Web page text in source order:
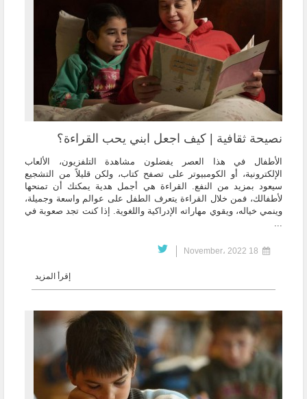
نصيحة ثقافية | كيف اجعل ابني يحب القراءة؟
الأطفال في هذا العصر يفضلون مشاهدة التلفزيون، الألعاب
الإلكترونية، أو الكومبيوتر على تصفح كتاب، ولكن قليلاً من التشجيع
سيعود بمزيد من النفع. القراءة هي أجمل هدية يمكنك أن تمنحها
لأطفالك، فمن خلال القراءة يتعرف الطفل على عوالم واسعة وجميلة،
وينمي خياله، ويقوي مهاراته الإدراكية واللغوية. إذا كنت تجد صعوبة في
...
إقرأ المزيد